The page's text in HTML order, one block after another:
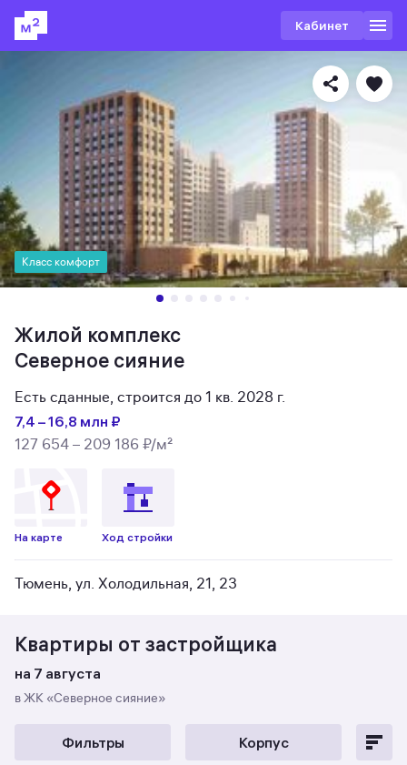
Кабинет
Класс комфорт
Жилой комплекс
Северное сияние
Есть сданные, строится до 1 кв. 2028 г.
7,4 – 16,8 млн ₽
127 654 – 209 186 ₽/м²
На карте Ход стройки
Тюмень, ул. Холодильная, 21, 23
Квартиры от застройщика
на 7 августа
в ЖК «Северное сияние»
Фильтры Корпус